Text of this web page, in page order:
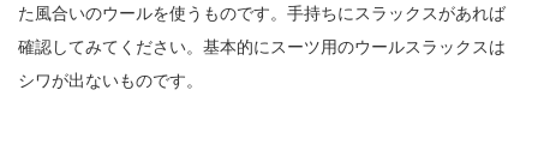
た風合いのウールを使うものです。手持ちにスラックスがあれば
確認してみてください。基本的にスーツ用のウールスラックスは
シワが出ないものです。